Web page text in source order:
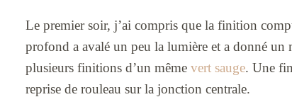
Le premier soir, j’ai compris que la finition
profond a avalé un peu la lumière et a donné
plusieurs finitions d’un même vert sauge. Une
reprise de rouleau sur la jonction centrale.